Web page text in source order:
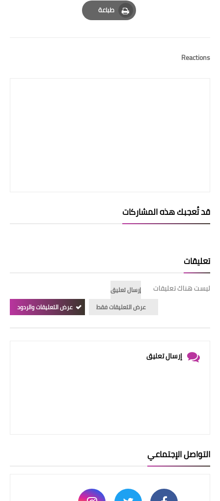
طباعة
Print
Reactions
قد تُعجبك هذه المشاركات
تعليقات
ليست هناك تعليقات
إرسال تعليق
عرض التعليقات فقط
عرض التعليقات والردود
إرسال تعليق
التواصل الإجتماعي